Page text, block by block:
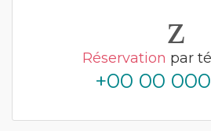
Réservation par
+00 00